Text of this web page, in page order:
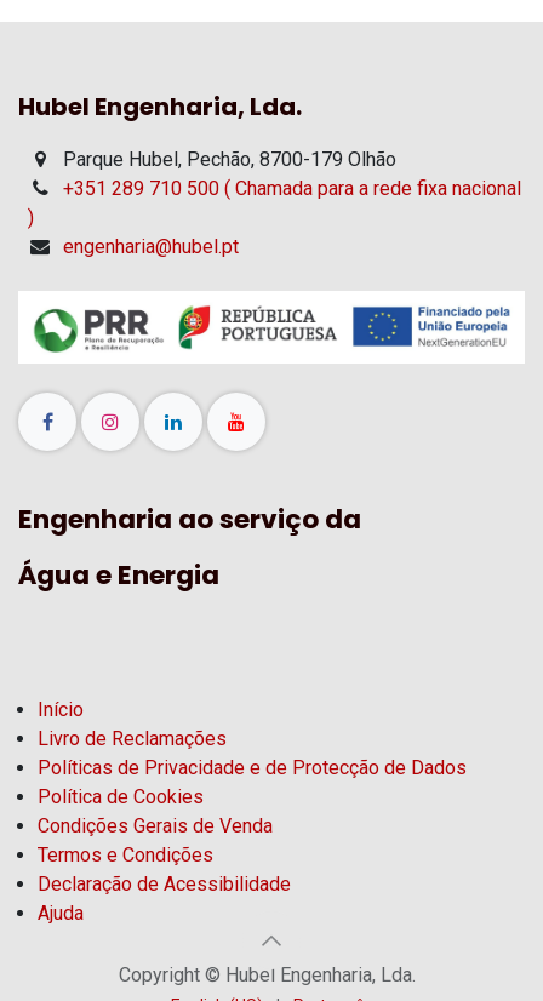
Hubel Engenharia, Lda.
Parque Hubel, Pechão, 8700-179 Olhão
+351 289 710 500 ( Chamada para a rede fixa nacional
)
engenharia@hubel.pt
Engenharia ao serviço da
Água e Energia
Início
Livro de Reclamações
Políticas de Privacidade e de Protecção de Dados
Política de Cookies
Condições Gerais de Venda
Termos e Condições
Declaração de Acessibilidade
Ajuda
Copyright © Hubel Engenharia, Lda.